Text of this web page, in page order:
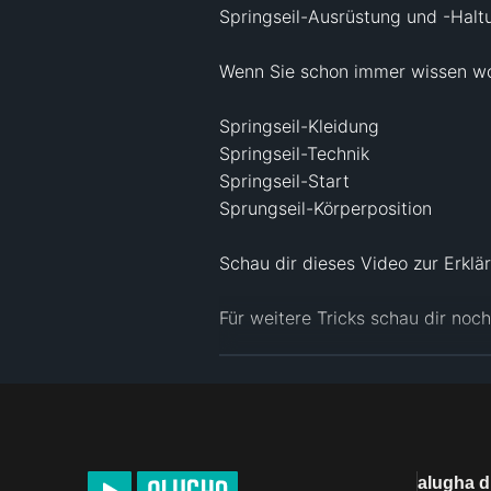
Springseil-Ausrüstung und -
Wenn Sie schon immer wissen
Springseil-Kleidung
Springseil-Technik
Springseil-Start
Sprungseil-Körperposition
Schau dir dieses Video zur
Für weitere Tricks schau dir
Facebook:
https:// alugha